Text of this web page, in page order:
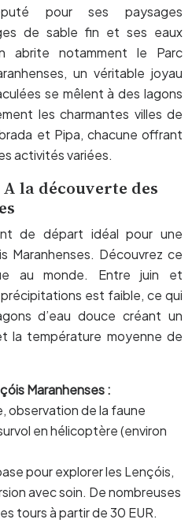
pour ses paysages
de sable fin et ses eaux
abrite notamment le Parc
un véritable joyau
se mêlent à des lagons
les charmantes villes de
et Pipa, chacune offrant
activités variées.
la découverte des
de départ idéal pour une
Maranhenses. Découvrez ce
au monde. Entre juin et
est faible, ce qui
d’eau douce créant un
la température moyenne de
Maranhenses :
observation de la faune
en hélicoptère (environ
pour explorer les Lençóis,
avec soin. De nombreuses
tours à partir de 30 EUR.